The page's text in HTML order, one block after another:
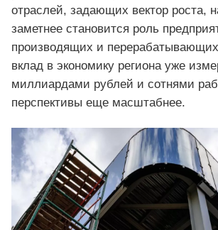
отраслей, задающих вектор роста,
заметнее становится роль
производящих и
вклад в экономику региона уже
миллиардами рублей и сотнями
перспективы еще масштабнее.